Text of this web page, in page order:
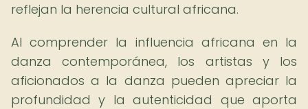
reflejan la herencia cultural africana.
Al comprender la influencia africana en la
danza contemporánea, los artistas y los
aficionados a la danza pueden apreciar la
profundidad y la autenticidad que aporta